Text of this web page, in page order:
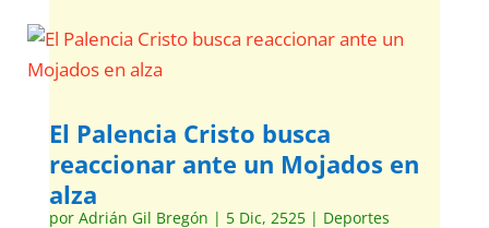
El Palencia Cristo busca
reaccionar ante un Mojados en
alza
por Adrián Gil Bregón | 5 Dic, 2525| Deportes